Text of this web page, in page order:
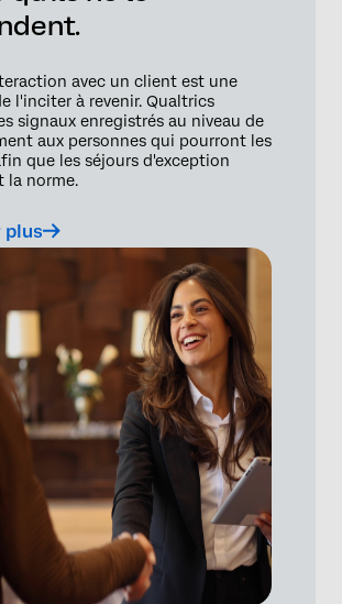
avec un client est une
l'inciter à revenir. Qualtrics
signaux enregistrés au niveau de
aux personnes qui pourront les
que les séjours d'exception
la norme.
plus